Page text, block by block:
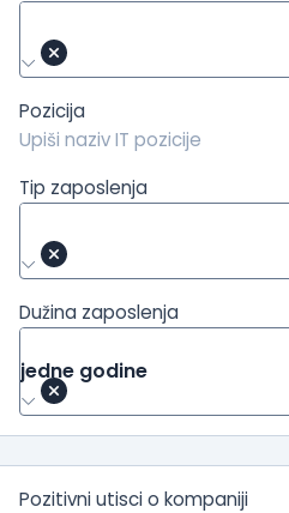
Pozicija
Tip zaposlenja
Dužina zaposlenja
jedne godine
Pozitivni utisci o kompaniji